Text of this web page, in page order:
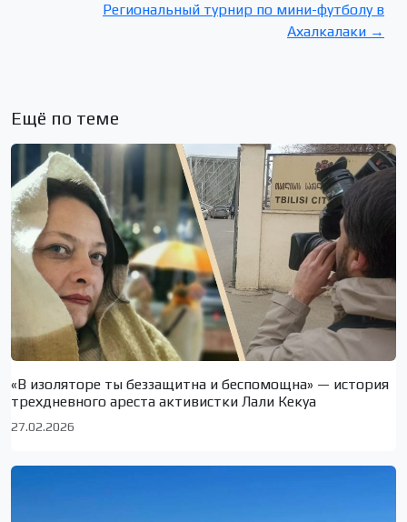
Региональный турнир по мини-футболу в
Ахалкалаки →
Ещё по теме
«В изоляторе ты беззащитна и беспомощна» — история
трехдневного ареста активистки Лали Кекуа
27.02.2026